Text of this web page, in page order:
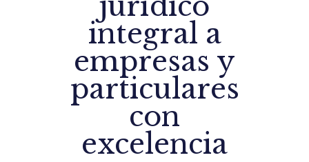
integral a
empresas y
particulares
con
excelencia